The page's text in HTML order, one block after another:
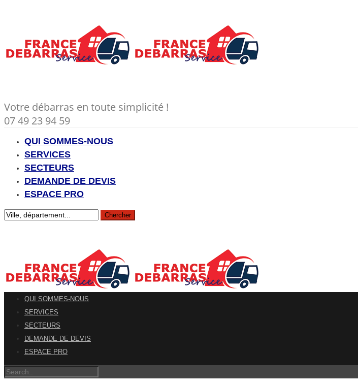
Votre débarras en toute simplicité !
07 49 23 94 59
QUI SOMMES-NOUS
SERVICES
SECTEURS
DEMANDE DE DEVIS
ESPACE PRO
QUI SOMMES-NOUS
SERVICES
SECTEURS
DEMANDE DE DEVIS
ESPACE PRO